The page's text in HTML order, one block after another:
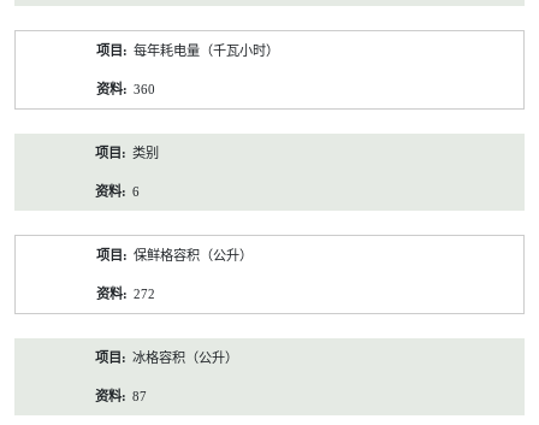
每年耗电量（千瓦小时）
360
类别
6
保鲜格容积（公升）
272
冰格容积（公升）
87